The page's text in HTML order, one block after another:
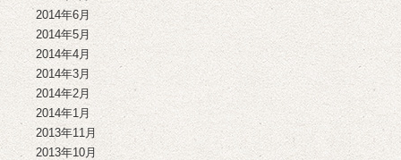
2014年6月
2014年5月
2014年4月
2014年3月
2014年2月
2014年1月
2013年11月
2013年10月